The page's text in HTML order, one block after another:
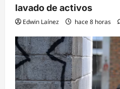
lavado de activos
Edwin Laínez hace 8 horas